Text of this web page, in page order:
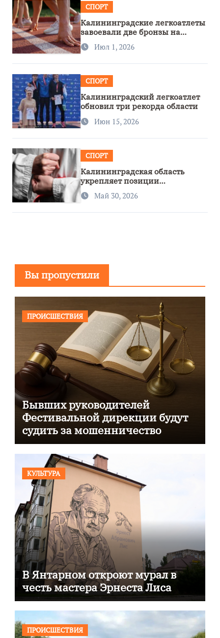
СПОРТ
Калининградские легкоатлеты
завоевали две бронзы на
первенстве России
Июл 1, 2026
СПОРТ
Калининградский легкоатлет
обновил три рекорда области
Июн 15, 2026
СПОРТ
Калининградская область
укрепляет позиции
спортивного региона
Май 30, 2026
Вы пропустили
ПРОИСШЕСТВИЯ
Бывших руководителей
Фестивальной дирекции будут
судить за мошенничество
КУЛЬТУРА
В Янтарном откроют мурал в
честь мастера Эрнеста Лиса
ПРОИСШЕСТВИЯ